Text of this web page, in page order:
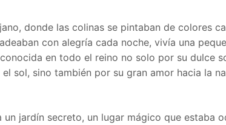
donde las colinas se pintaban de colores
con alegría cada noche, vivía una
en todo el reino no solo por su dulce
sol, sino también por su gran amor hacia la
un jardín secreto, un lugar mágico que estaba